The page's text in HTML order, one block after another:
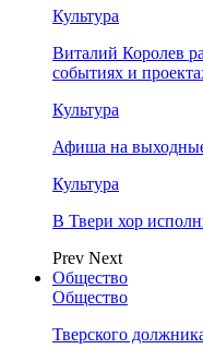
Культура
Виталий Королев
событиях и
Культура
Афиша на
Культура
В Твери хор
Prev Next
Общество
Общество
Тверского